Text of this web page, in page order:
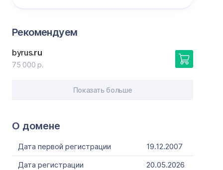
О домене
Дата первой регистрации
19.12.2007
Дата регистрации
20.05.2026
Рекомендуем
byrus.ru
75 000 р.
Показать больше